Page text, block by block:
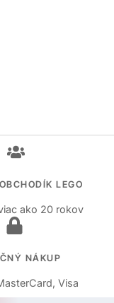
LEGO
ako 20 rokov
NÁKUP
Visa